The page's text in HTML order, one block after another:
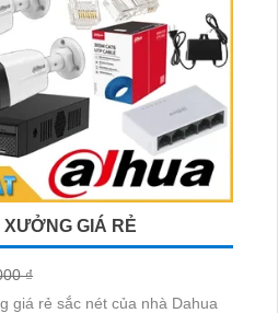
GIÁ RẺ
₫
giá rẻ sắc nét của nhà Dahua